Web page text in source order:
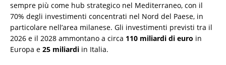
sempre più come hub strategico nel Mediterraneo, con il
70% degli investimenti concentrati nel Nord del Paese, in
particolare nell’area milanese. Gli investimenti previsti tra il
2026 e il 2028 ammontano a circa 110 miliardi di euro in
Europa e 25 miliardi in Italia.